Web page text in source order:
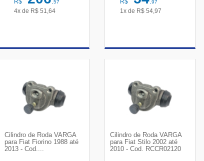
R$ ,57
4x de R$ 51,64
R$ ,97
1x de R$ 54,97
Cilindro de Roda VARGA
para Fiat Fiorino 1988 até
2013 - Cod....
Cilindro de Roda VARGA
para Fiat Stilo 2002 até
2010 - Cod. RCCR02120